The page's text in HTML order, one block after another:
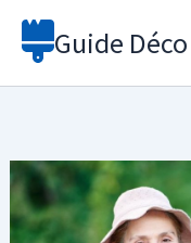
Aller
Guide Déco